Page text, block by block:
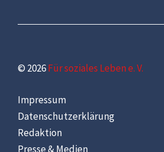
© 2026Für soziales Leben e. V.
Impressum
Datenschutzerklärung
Redaktion
Presse & Medien